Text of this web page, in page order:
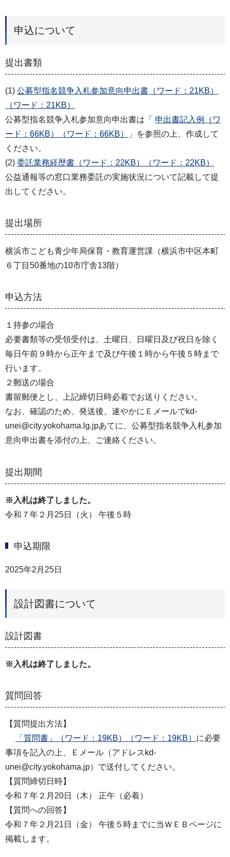
申込について
提出書類
(1) 公募型指名競争入札参加意向申出書（ワード：21KB）
（ワード：21KB）
公募型指名競争入札参加意向申出書は「 申出書記入例（ワ
ード：66KB）（ワード：66KB）
」を参照の上、作成して
ください。
(2) 委託業務経歴書（ワード：22KB）（ワード：22KB）
公益通報等の窓口業務委託の実施状況について記載して提
出してください。
提出場所
横浜市こども青少年局保育・教育運営課（横浜市中区本町
６丁目50番地の10市庁舎13階）
申込方法
１持参の場合
必要書類等の受領受付は、土曜日、日曜日及び祝日を除く
毎日午前９時から正午まで及び午後１時から午後５時まで
行います。
２郵送の場合
書留郵便とし、上記締切日時必着でお送りください。
なお、確認のため、発送後、速やかにＥメールでkd-
unei@city.yokohama.lg.jpあてに、公募型指名競争入札参加
意向申出書を添付の上、ご連絡ください。
提出期間
※入札は終了しました。
令和７年２月25日（火） 午後５時
申込期限
2025年2月25日
設計図書について
設計図書
※入札は終了しました。
質問回答
【質問提出方法】
「質問書」（ワード：19KB）（ワード：19KB） に必要
事項を記入の上、Ｅメール（アドレスkd-
unei@city.yokohama.jp）で送付してください。
【質問締切日時】
令和７年２月20日（木） 正午（必着）
【質問への回答】
令和７年２月21日（金） 午後５時までに当ＷＥＢページに
掲載します。